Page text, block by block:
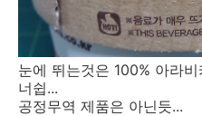
눈에 뛰는것은 100% 아라
너쉽...
공정무역 제품은 아닌듯...